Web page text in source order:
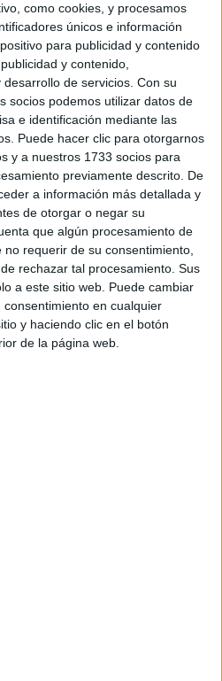
como cookies, y procesamos
únicos e información
para publicidad y contenido
y contenido,
de servicios. Con su
socios podemos utilizar datos de
e identificación mediante las
Puede hacer clic para otorgarnos
y a nuestros 1733 socios para
previamente descrito. De
a información más detallada y
de otorgar o negar su
que algún procesamiento de
requerir de su consentimiento,
rechazar tal procesamiento. Sus
a este sitio web. Puede cambiar
en cualquier
y haciendo clic en el botón
de la página web.
dos entre 15 y 19 años, en la
30 y los 39 se han notificado
y 50 años y por último, uno
Universitaria permanecen
de las que 2 están en planta y
Intensivos (UCI).
22 a 25 y solo se registra un
105 que permanecen en
eran 90), haciendo cuarentena
sido contacto estrecho
de tener la